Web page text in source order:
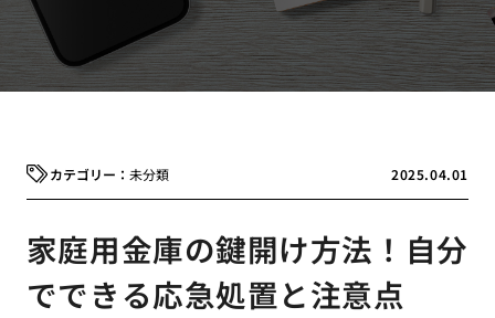
2025.04.01
未分類
家庭用金庫の鍵開け方法！自分
でできる応急処置と注意点